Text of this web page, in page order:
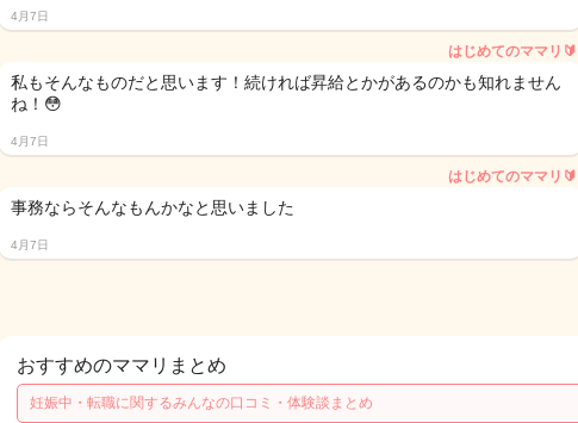
4月7日
はじめてのママリ🔰
私もそんなものだと思います！続ければ昇給とかがあるのかも知れません
ね！😳
4月7日
はじめてのママリ🔰
事務ならそんなもんかなと思いました
4月7日
おすすめのママリまとめ
妊娠中・転職に関するみんなの口コミ・体験談まとめ